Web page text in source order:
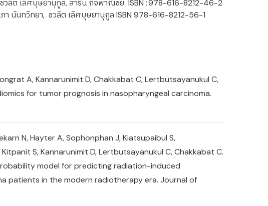
ชวลิต เลิศบุษยานุกูล, สาริน กิจพาณิชย์ ISBN : 978-616-8212-46-2
ภา นันทวิทยา, ชวลิต เลิศบุษยานุกูล ISBN 978-616-8212-56-1
A, Kannarunimit D, Chakkabat C, Lertbutsayanukul C,
for tumor prognosis in nasopharyngeal carcinoma.
N, Hayter A, Sophonphan J, Kiatsupaibul S,
S, Kannarunimit D, Lertbutsayanukul C, Chakkabat C.
model for predicting radiation-induced
patients in the modern radiotherapy era. Journal of